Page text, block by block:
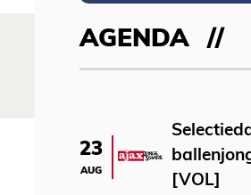
AGENDA
23
AUG
[VOL]